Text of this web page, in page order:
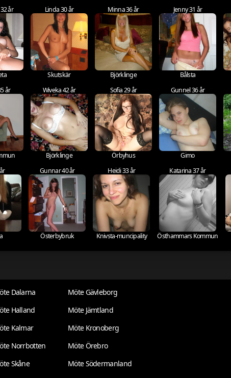
år Linda 30 år
Skutskär
Minna 36 år
Björklinge
Jenny 31 år
Bålsta
år Wiveka 42 år
Björklinge
Sofia 29 år
Örbyhus
Gunnel 36 år
Gimo
Gunnar 40 år
Österbybruk
Heidi 33 år
Knivsta-muncipality
Katarina 37 år
Östhammars Kommun
Dalarna
Möte Gävleborg
Halland
Möte Jämtland
Kalmar
Möte Kronoberg
Norrbotten
Möte Örebro
Skåne
Möte Södermanland